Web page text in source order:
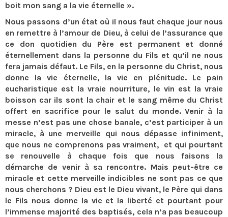
boit mon sang a la vie éternelle ».
Nous passons d’un état où il nous faut chaque jour nous
en remettre à l’amour de Dieu, à celui de l’assurance que
ce don quotidien du Père est permanent et donné
éternellement dans la personne du Fils et qu’il ne nous
fera jamais défaut. Le Fils, en la personne du Christ, nous
donne la vie éternelle, la vie en plénitude. Le pain
eucharistique est la vraie nourriture, le vin est la vraie
boisson car ils sont la chair et le sang même du Christ
offert en sacrifice pour le salut du monde. Venir à la
messe n’est pas une chose banale, c’est participer à un
miracle, à une merveille qui nous dépasse infiniment,
que nous ne comprenons pas vraiment, et qui pourtant
se renouvelle à chaque fois que nous faisons la
démarche de venir à sa rencontre. Mais peut-être ce
miracle et cette merveille indicibles ne sont pas ce que
nous cherchons ? Dieu est le Dieu vivant, le Père qui dans
le Fils nous donne la vie et la liberté et pourtant pour
l’immense majorité des baptisés, cela n’a pas beaucoup